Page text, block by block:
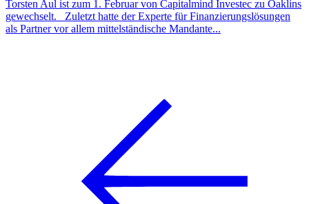
Torsten Aul ist zum 1. Februar von Capitalmind Investec zu Oaklins
gewechselt. Zuletzt hatte der Experte für Finanzierungslösungen
als Partner vor allem mittelständische Mandante...